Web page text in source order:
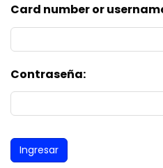
Card number or
Contraseña: